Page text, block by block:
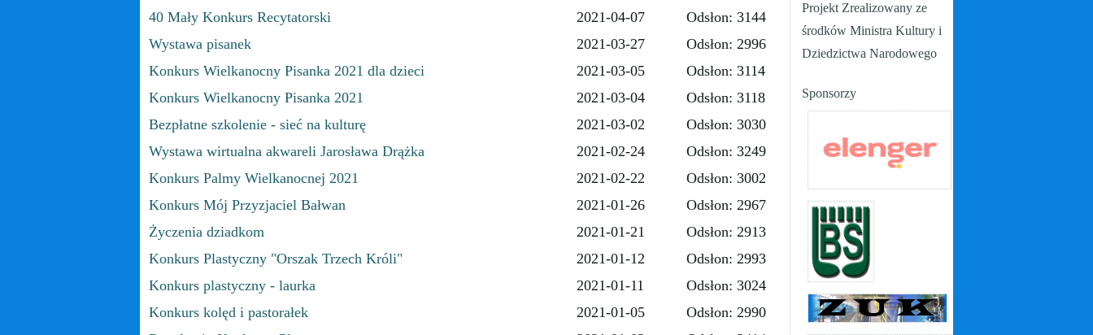
40 Mały Konkurs Recytatorski
2021-04-07
Odsłon: 3144
Wystawa pisanek
2021-03-27
Odsłon: 2996
Konkurs Wielkanocny Pisanka 2021 dla dzieci
2021-03-05
Odsłon: 3114
Konkurs Wielkanocny Pisanka 2021
2021-03-04
Odsłon: 3118
Bezpłatne szkolenie - sieć na kulturę
2021-03-02
Odsłon: 3030
Wystawa wirtualna akwareli Jarosława Drążka
2021-02-24
Odsłon: 3249
Konkurs Palmy Wielkanocnej 2021
2021-02-22
Odsłon: 3002
Konkurs Mój Przyzjaciel Bałwan
2021-01-26
Odsłon: 2967
Życzenia dziadkom
2021-01-21
Odsłon: 2913
Konkurs Plastyczny "Orszak Trzech Króli"
2021-01-12
Odsłon: 2993
Konkurs plastyczny - laurka
2021-01-11
Odsłon: 3024
Konkurs kolęd i pastorałek
2021-01-05
Odsłon: 2990
Projekt Zrealizowany ze
środków Ministra Kultury i
Dziedzictwa Narodowego
Sponsorzy